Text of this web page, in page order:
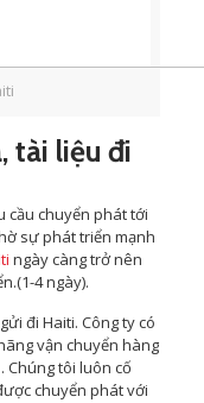
tài liệu đi
cầu chuyển phát tới
sự phát triển mạnh
ngày càng trở nên
4 ngày).
đi Haiti. Công ty có
vận chuyển hàng
Chúng tôi luôn cố
chuyển phát với